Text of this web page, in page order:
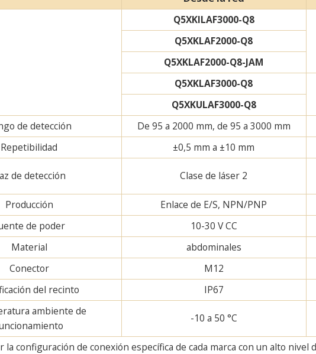
Q5XKILAF3000-Q8
Q5XKLAF2000-Q8
Q5XKLAF2000-Q8-JAM
Q5XKLAF3000-Q8
Q5XKULAF3000-Q8
de detección De 95 a 2000 mm, de 95 a 3000 mm
Repetibilidad
±0,5 mm a ±10 mm
de detección Clase de láser 2
Producción
Enlace de E/S, NPN/PNP
de poder
10-30 V CC
Material
abdominales
Conector
M12
del recinto
IP67
ambiente de
-10 a 50 °C
la configuración de conexión específica de cada marca con un alto nivel